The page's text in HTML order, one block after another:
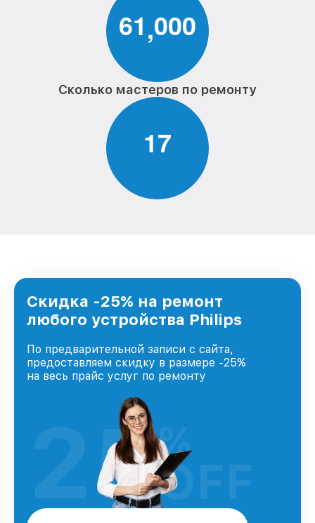
61,000
Сколько мастеров по ремонту
17
Скидка -25% на ремонт
любого устройства Philips
По предварительной записи с сайта,
предоставляем скидку в размере -25%
на весь прайс услуг по ремонту
25%
OFF